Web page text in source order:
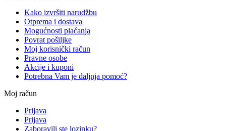
Kako izvršiti narudžbu
Otprema i dostava
Mogućnosti plaćanja
Povrat pošiljke
Moj korisnički račun
Pravne osobe
Akcije i kuponi
Potrebna Vam je daljnja pomoć?
Moj račun
Prijava
Prijava
Zaboravili ste lozinku?